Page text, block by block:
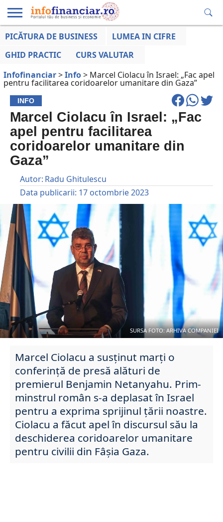
EDUCAȚIE
LA ZI
AFACERILOR
PICĂTURA DE BUSINESS
LUMEA IN CIFRE
GHID PRACTIC
CURS VALUTAR
Infofinanciar>Info> Marcel Ciolacu în Israel: „Fac apel
pentru facilitarea coridoarelor umanitare din Gaza”
INFO
Marcel Ciolacu în Israel: „Fac
apel pentru facilitarea
coridoarelor umanitare din
Gaza”
Autor: Radu Ghitulescu
Data publicarii: 17 octombrie 2023
SURSA FOTO: ARHIVA COMPANIEI
Marcel Ciolacu a susținut marți o
conferință de presă alături de
premierul Benjamin Netanyahu. Prim-
minstrul român s-a deplasat în Israel
pentru a exprima sprijinul țării noastre.
Ciolacu a făcut apel în discursul său la
deschiderea coridoarelor umanitare
pentru civilii din Fâșia Gaza.